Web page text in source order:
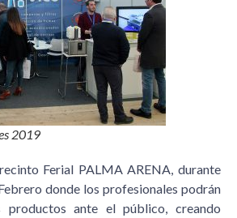
2019
Ferial PALMA ARENA, durante
donde los profesionales podrán
productos ante el público, creando